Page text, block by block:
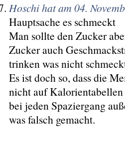
Hoschi hat am 04.
Hauptsache es schmeckt
Man sollte den Zucker
Zucker auch
trinken was nicht
Es ist doch so, dass die
nicht auf Kalorientabellen
bei jeden Spaziergang
was falsch gemacht.